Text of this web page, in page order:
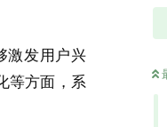
激发用户兴
等方面，系